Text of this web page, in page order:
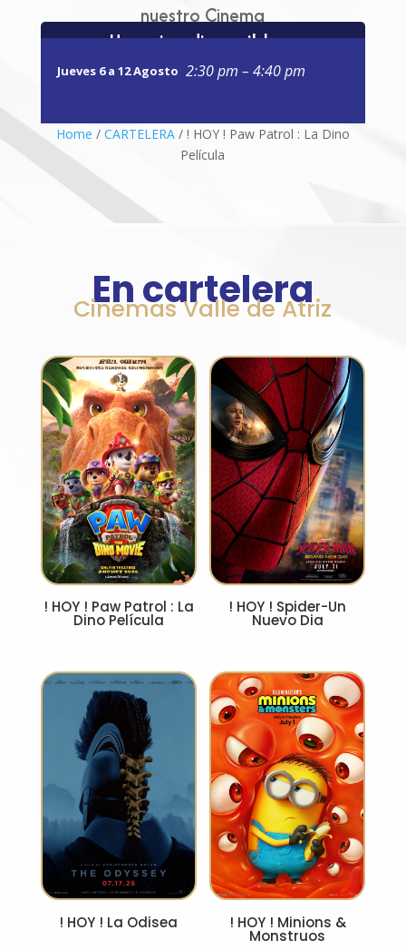
nuestro Cinema
Horarios disponibles:
Jueves 6 a 12 Agosto 2:30 pm – 4:40 pm
Home / CARTELERA/ ! HOY ! Paw Patrol : La Dino
Película
En cartelera
Cinemas Valle de Atriz
! HOY ! Paw Patrol : La
Dino Película
! HOY ! Spider-Un
Nuevo Dia
! HOY ! La Odisea ! HOY ! Minions &
Monstruos